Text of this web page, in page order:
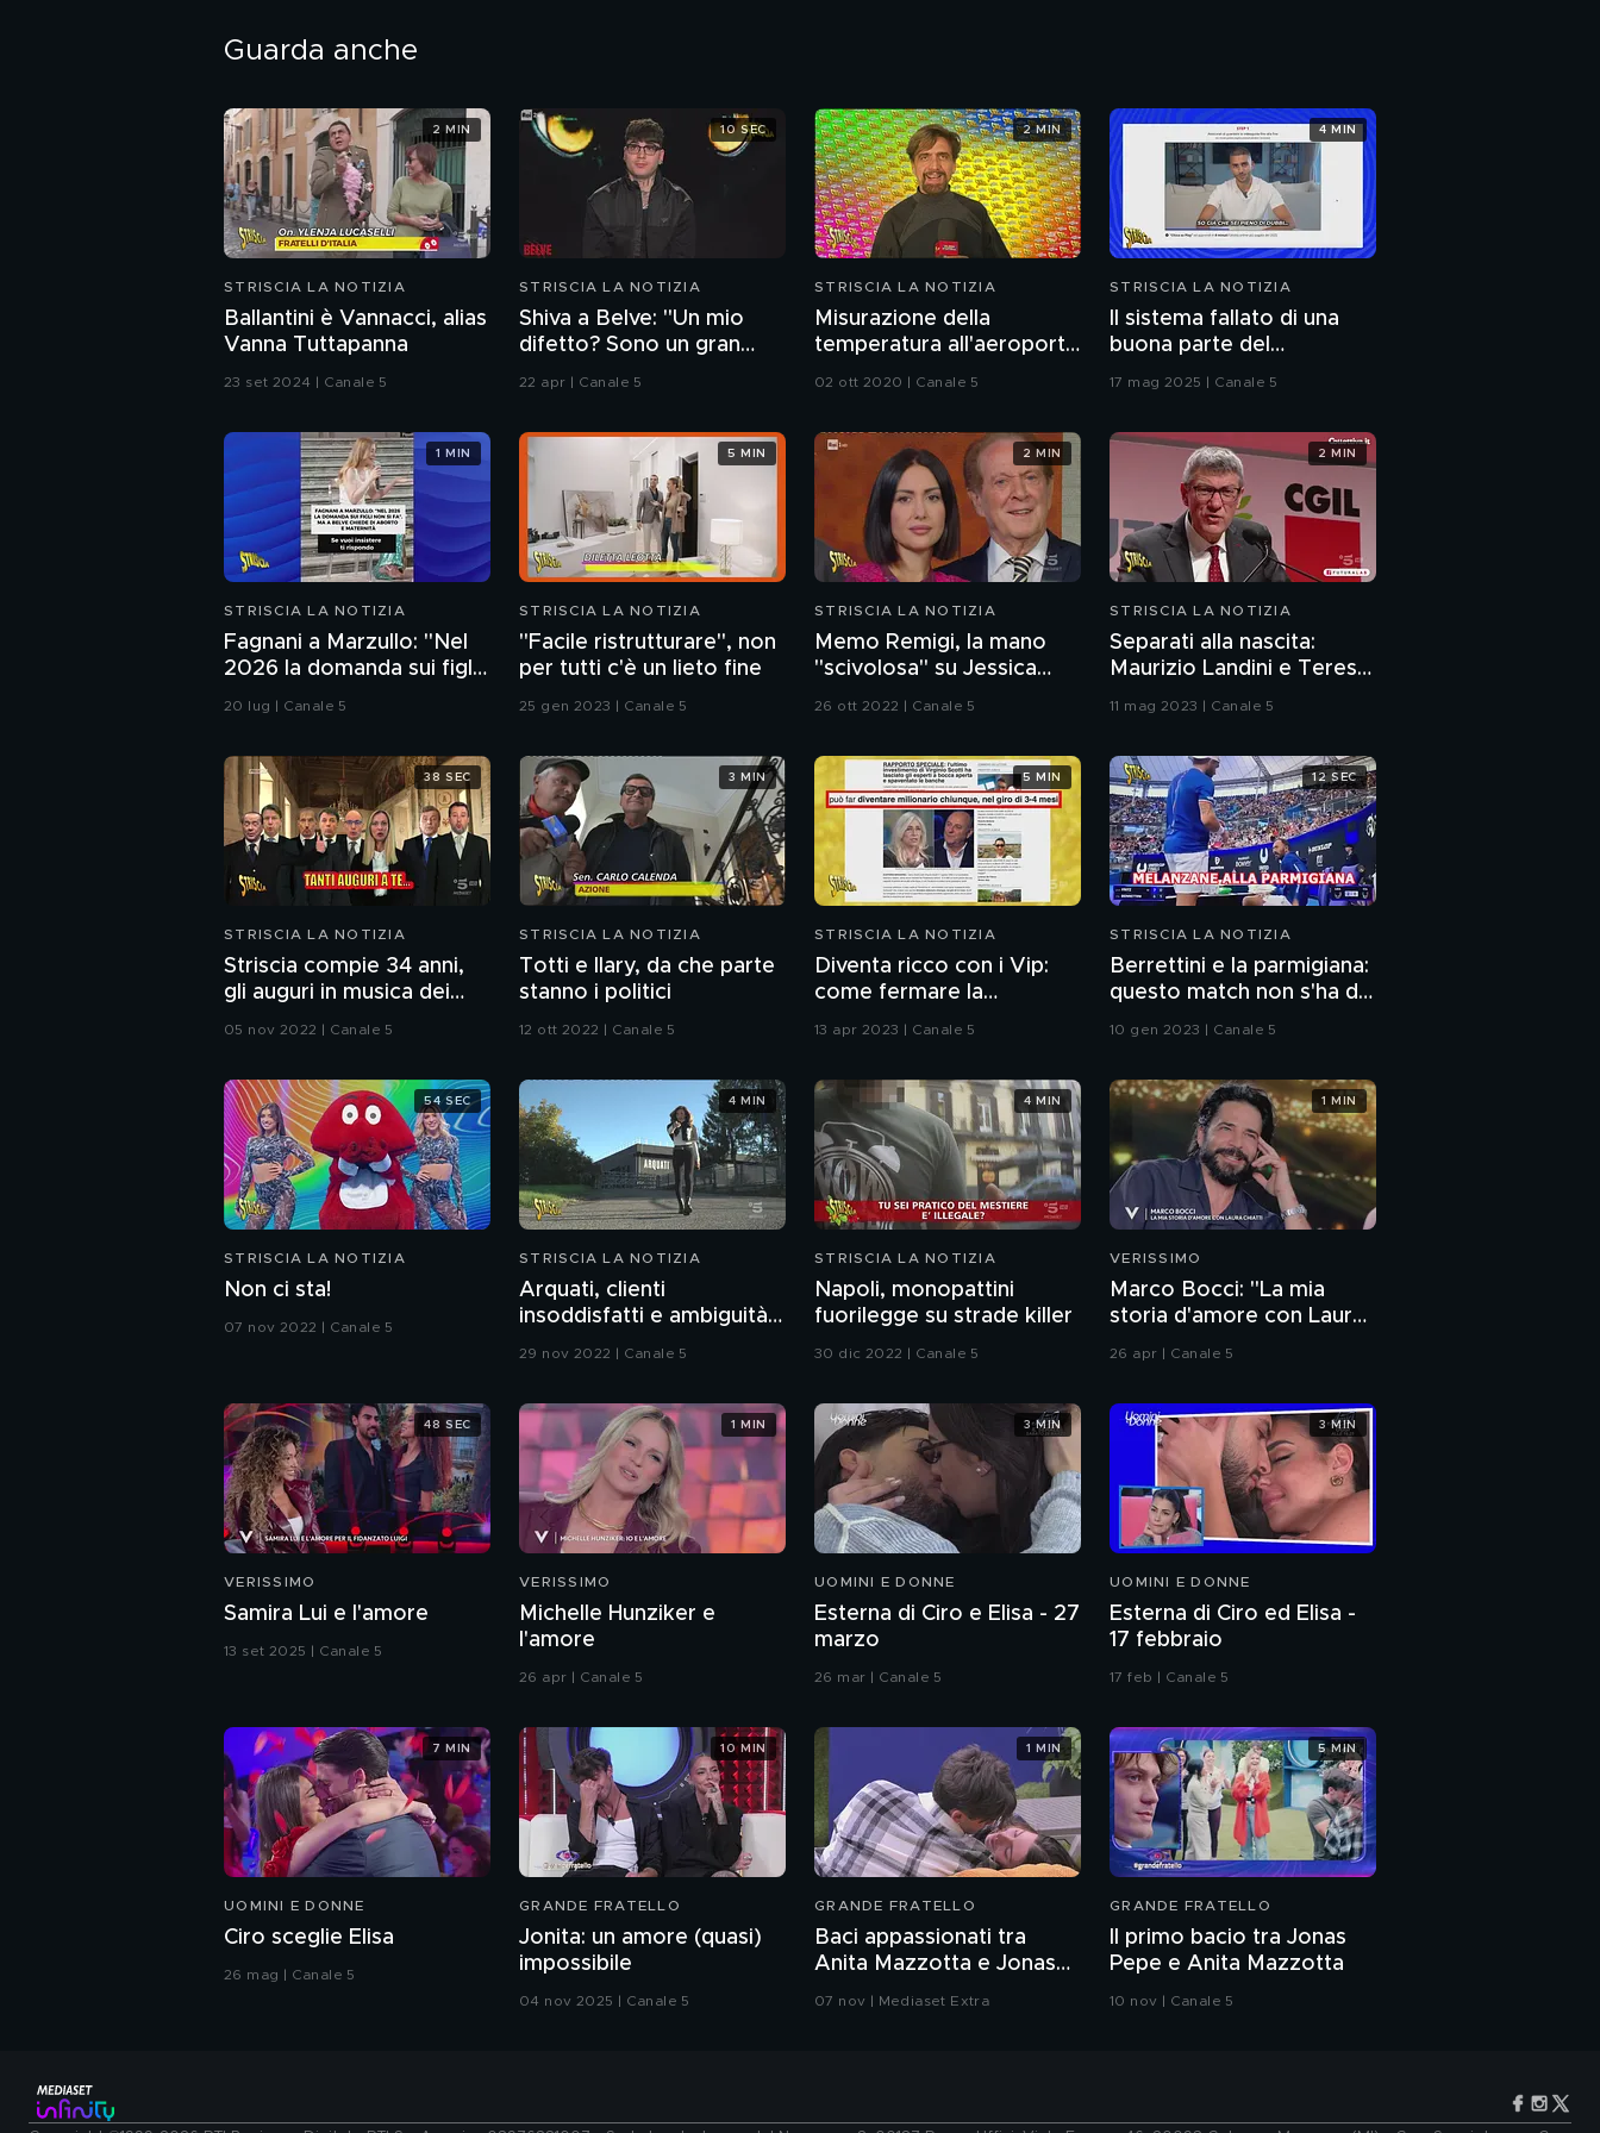
Cellulari rubati e
sbloccati, un problema
senza fine
Isernia e la burocrazia
italiana: oltre sei mesi
Il ritorno di La Russa
Guarda anche
STRISCIA LA NOTIZIA
Ballantini è Vannacci, alias
Vanna Tuttapanna
23 set 2024 | Canale 5
2 MIN
STRISCIA LA NOTIZIA
Shiva a Belve: "Un mio
difetto? Sono un gran
coglione"
22 apr | Canale 5
10 SEC
STRISCIA LA NOTIZIA
Misurazione della
temperatura all'aeroporto
di Malpensa
02 ott 2020 | Canale 5
2 MIN
STRISCIA LA NOTIZIA
Il sistema fallato di una
buona parte del
giornalismo online: articoli
17 mag 2025 | Canale 5
4 MIN
STRISCIA LA NOTIZIA
Fagnani a Marzullo: "Nel
2026 la domanda sui figli
non si fa". Ma a Belve
20 lug | Canale 5
1 MIN
STRISCIA LA NOTIZIA
"Facile ristrutturare", non
per tutti c'è un lieto fine
25 gen 2023 | Canale 5
5 MIN
STRISCIA LA NOTIZIA
Memo Remigi, la mano
"scivolosa" su Jessica
Morlacchi
26 ott 2022 | Canale 5
2 MIN
STRISCIA LA NOTIZIA
Separati alla nascita:
Maurizio Landini e Teresa
dei Legnanesi
11 mag 2023 | Canale 5
2 MIN
STRISCIA LA NOTIZIA
Striscia compie 34 anni,
gli auguri in musica dei
05 nov 2022 | Canale 5
38 SEC
STRISCIA LA NOTIZIA
Totti e Ilary, da che parte
stanno i politici
12 ott 2022 | Canale 5
3 MIN
STRISCIA LA NOTIZIA
Diventa ricco con i Vip:
come fermare la
pubblicità ingannevole
13 apr 2023 | Canale 5
5 MIN
STRISCIA LA NOTIZIA
Berrettini e la parmigiana:
questo match non s'ha da
10 gen 2023 | Canale 5
12 SEC
STRISCIA LA NOTIZIA
Non ci sta!
07 nov 2022 | Canale 5
54 SEC
STRISCIA LA NOTIZIA
Arquati, clienti
insoddisfatti e ambiguità
con le finanziarie
29 nov 2022 | Canale 5
4 MIN
STRISCIA LA NOTIZIA
Napoli, monopattini
fuorilegge su strade killer
30 dic 2022 | Canale 5
4 MIN
VERISSIMO
Marco Bocci: "La mia
storia d'amore con Laura
Chiatti"
26 apr | Canale 5
1 MIN
VERISSIMO
Samira Lui e l'amore
13 set 2025 | Canale 5
48 SEC
VERISSIMO
Michelle Hunziker e
l'amore
26 apr | Canale 5
1 MIN
UOMINI E DONNE
Esterna di Ciro e Elisa - 27
marzo
26 mar | Canale 5
3 MIN
UOMINI E DONNE
Esterna di Ciro ed Elisa -
17 febbraio
17 feb | Canale 5
3 MIN
UOMINI E DONNE
Ciro sceglie Elisa
26 mag | Canale 5
7 MIN
GRANDE FRATELLO
Jonita: un amore (quasi)
impossibile
04 nov 2025 | Canale 5
10 MIN
GRANDE FRATELLO
Baci appassionati tra
Anita Mazzotta e Jonas
07 nov | Mediaset Extra
1 MIN
GRANDE FRATELLO
Il primo bacio tra Jonas
Pepe e Anita Mazzotta
10 nov | Canale 5
5 MIN